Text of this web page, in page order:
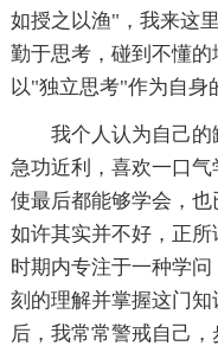
如授之以渔"，我来这
勤于思考，碰到不懂的
以"独立思考"作为自身
我个人认为自己的
急功近利，喜欢一口
使最后都能够学会，也
如许其实并不好，正
时期内专注于一种学
刻的理解并掌握这门
后，我常常警戒自己